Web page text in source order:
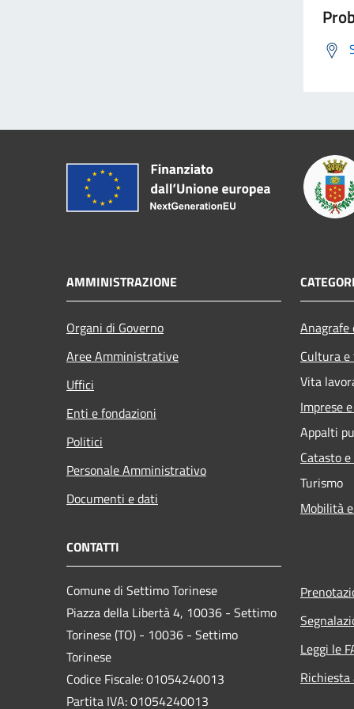
AMMINISTRAZIONE
Organi di Governo
Aree Amministrative
Uffici
Enti e fondazioni
Politici
Personale Amministrativo
Documenti e dati
Cultura
Vita
Imprese
Appalti
Catasto
Turismo
Mobilità
CONTATTI
Comune di Settimo Torinese
Piazza della Libertà 4, 10036 - Settimo
Torinese (TO) - 10036 - Settimo
Torinese
Codice Fiscale: 01054240013
Partita IVA: 01054240013
Leggi le